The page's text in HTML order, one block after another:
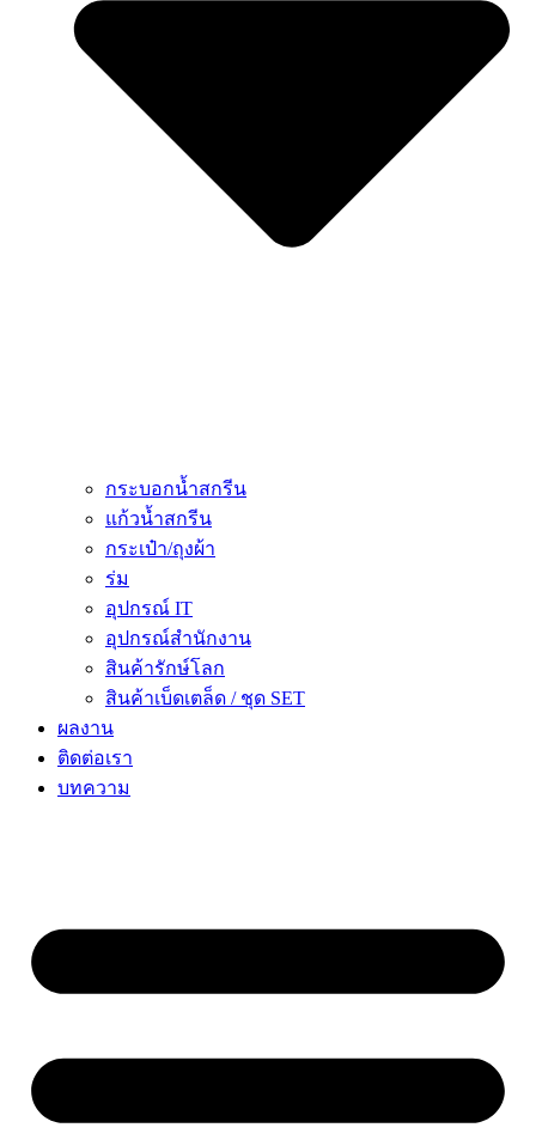
กระบอกน้ำสกรีน
แก้วน้ำสกรีน
กระเป๋า/ถุงผ้า
ร่ม
อุปกรณ์ IT
อุปกรณ์สำนักงาน
สินค้ารักษ์โลก
สินค้าเบ็ดเตล็ด / ชุด SET
ผลงาน
ติดต่อเรา
บทความ